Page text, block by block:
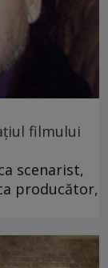
filmului
scenarist,
producător,